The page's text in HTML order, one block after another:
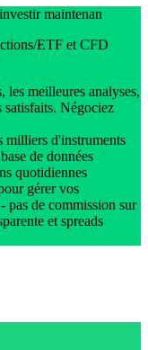
maintenan
ETF et CFD
les meilleures analyses,
satisfaits. Négociez
milliers d'instruments
de données
quotidiennes
gérer vos
pas de commission sur
et spreads